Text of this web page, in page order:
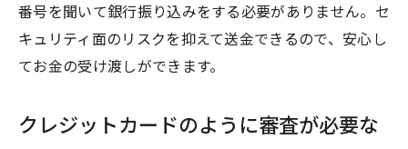
番号を聞いて銀行振り込みをする必要がありません。セ
キュリティ面のリスクを抑えて送金できるので、安心し
てお金の受け渡しができます。
クレジットカードのように審査が必要な